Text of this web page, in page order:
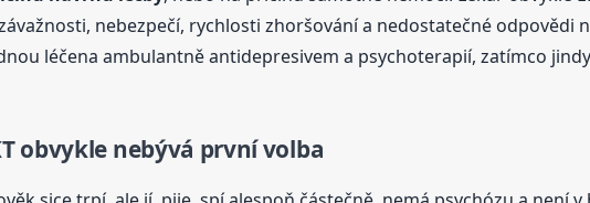
nebezpečí, rychlosti zhoršování a nedostatečné odpovědi
léčena ambulantně antidepresivem a psychoterapií, zatímco
obvykle nebývá první volba